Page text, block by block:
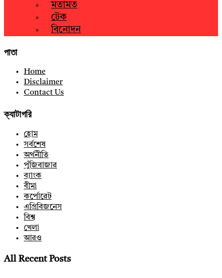
মতামত
টেক
বিনোদন
পাতা
Home
Disclaimer
Contact Us
ক্যাটাগরি
হোম
সর্বশেষ
অর্থনীতি
পুঁজিবাজার
ব্যাংক
বীমা
কর্পোরেট
এগ্রিবিজনেস
বিশ্ব
খেলা
আরও
All Recent Posts